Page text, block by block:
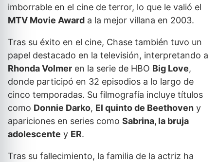
imborrable en el cine de terror, lo que le valió el
MTV Movie Award a la mejor villana en 2003.
Tras su éxito en el cine, Chase también tuvo un
papel destacado en la televisión, interpretando a
Rhonda Volmer en la serie de HBO Big Love,
donde participó en 32 episodios a lo largo de
cinco temporadas. Su filmografía incluye títulos
como Donnie Darko, El quinto de Beethoven y
apariciones en series como Sabrina, la bruja
adolescente y ER.
Tras su fallecimiento, la familia de la actriz ha